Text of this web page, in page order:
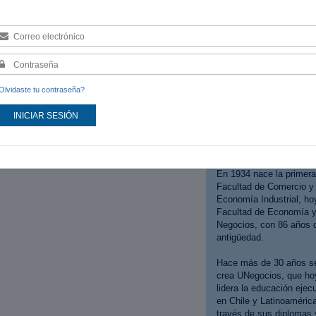
tu contraseña?
INICIAR SESIÓN
En 1934 nace la primera
Facultad de Comercio y
Economía Industrial,
Facultad de Economía y
Negocios, con 86 años
antigüedad.
Hace más de 30 años
crea UNegocios, que
lidera la educación
en Chile y
través de sus diplomas